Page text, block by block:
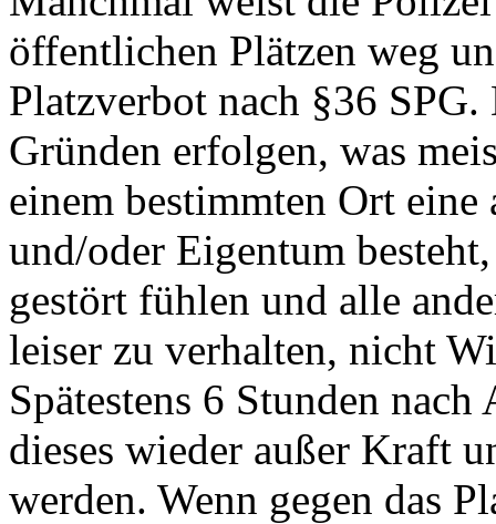
öffentlichen Plätzen weg
Platzverbot nach §36 SPG.
Gründen erfolgen, was
einem bestimmten Ort
und/oder Eigentum
gestört fühlen und alle
leiser zu verhalten, nicht
Spätestens 6 Stunden
dieses wieder außer Kraft
werden. Wenn gegen das